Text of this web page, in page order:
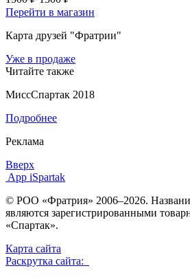
Перейти в магазин
Карта друзей "Фратрии"
Уже в продаже
Читайте также
МиссСпартак 2018
Подробнее
Реклама
Вверх
App iSpartak
© РОО «Фратрия» 2006–2026.
являются зарегистрированными
«Спартак».
Карта сайта
Раскрутка сайта: